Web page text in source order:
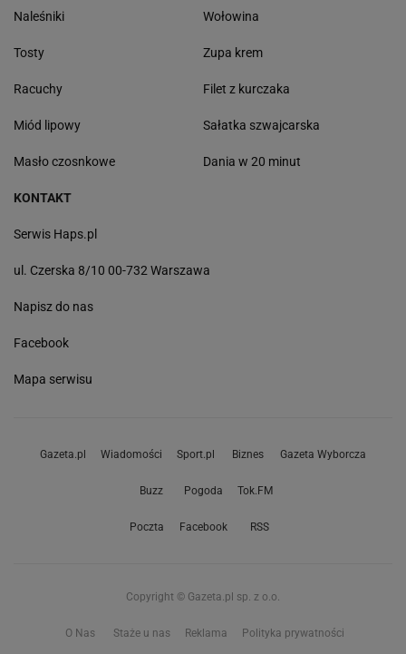
Naleśniki
Tosty
Racuchy
Miód lipowy
Masło czosnkowe
Wołowina
Zupa krem
Filet z kurczaka
Sałatka szwajcarska
Dania w 20 minut
KONTAKT
Serwis Haps.pl
ul. Czerska 8/10 00-732 Warszawa
Napisz do nas
Facebook
Mapa serwisu
Gazeta.pl Wiadomości Sport.pl Biznes Gazeta Wyborcza
Buzz Pogoda Tok.FM
Poczta Facebook RSS
Copyright © Gazeta.pl sp. z o.o.
O Nas Staże u nas Reklama Polityka prywatności